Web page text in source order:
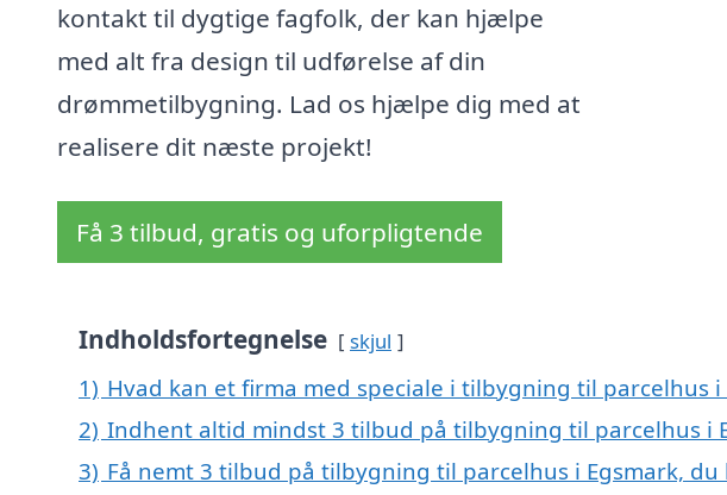
kontakt til dygtige fagfolk, der kan hjælpe
med alt fra design til udførelse af din
drømmetilbygning. Lad os hjælpe dig med at
realisere dit næste projekt!
Få 3 tilbud, gratis og uforpligtende
Indholdsfortegnelse skjul
1) Hvad kan et firma med speciale i tilbygning til parcelhus
2) Indhent altid mindst 3 tilbud på tilbygning til parcelhus i
3) Få nemt 3 tilbud på tilbygning til parcelhus i Egsmark,